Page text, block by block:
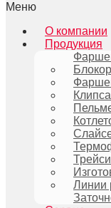
Меню
О компании
Продукция
Линии